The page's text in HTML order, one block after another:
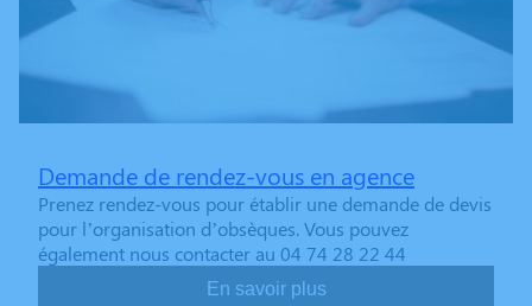
Demande de rendez-vous en agence
Prenez rendez-vous pour établir une demande de devis
pour l’organisation d’obsèques. Vous pouvez
également nous contacter au 04 74 28 22 44
En savoir plus